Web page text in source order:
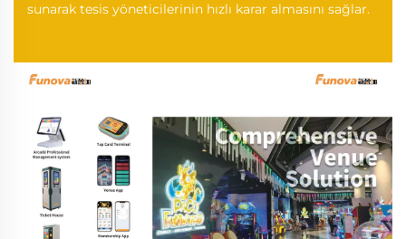
sunarak tesis yöneticilerinin hızlı karar almasını sağlar.